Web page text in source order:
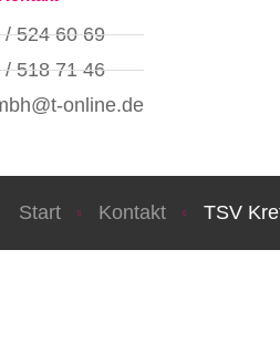
/ 524 60 69
/ 518 71 46
online.de
Sie befinden sich hier:
Start Kontakt TSV